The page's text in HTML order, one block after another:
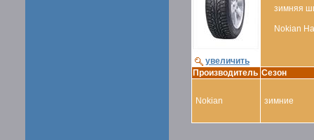
увеличить
зимняя
Nokian
Производитель Сезон
Nokian зимние